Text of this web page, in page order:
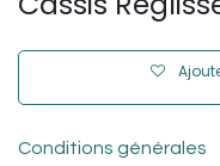
Conditions générales